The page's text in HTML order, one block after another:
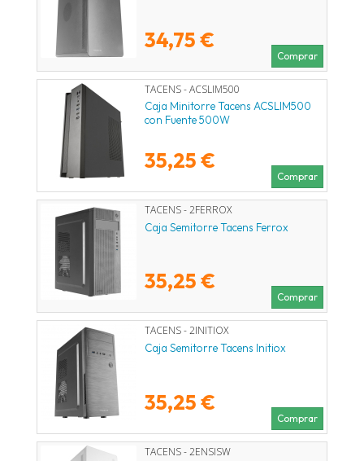
34,75 €
Comprar
TACENS - ACSLIM500
Caja Minitorre Tacens ACSLIM500
con Fuente 500W
35,25 €
Comprar
TACENS - 2FERROX
Caja Semitorre Tacens Ferrox
35,25 €
Comprar
TACENS - 2INITIOX
Caja Semitorre Tacens Initiox
35,25 €
Comprar
TACENS - 2ENSISW